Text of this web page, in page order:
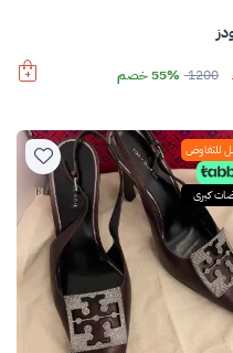
1200 55% خصم
للتفاوض
كبرى